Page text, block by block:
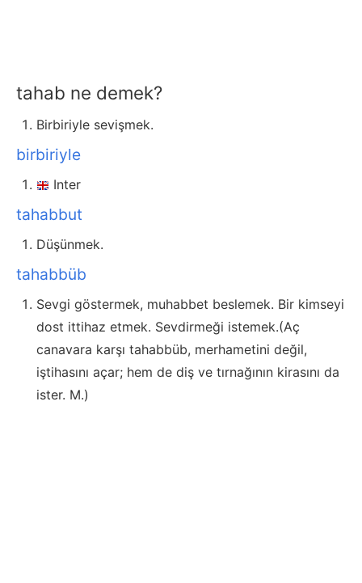
tahab ne demek?
Birbiriyle sevişmek.
birbiriyle
Inter
tahabbut
Düşünmek.
tahabbüb
Sevgi göstermek, muhabbet beslemek. Bir kimseyi
dost ittihaz etmek. Sevdirmeği istemek.(Aç
canavara karşı tahabbüb, merhametini değil,
iştihasını açar; hem de diş ve tırnağının kirasını da
ister. M.)